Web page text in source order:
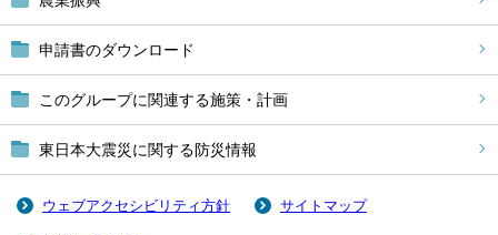
申請書のダウンロード
このグループに関連する施策・計画
東日本大震災に関する防災情報
ウェブアクセシビリティ方針 サイトマップ